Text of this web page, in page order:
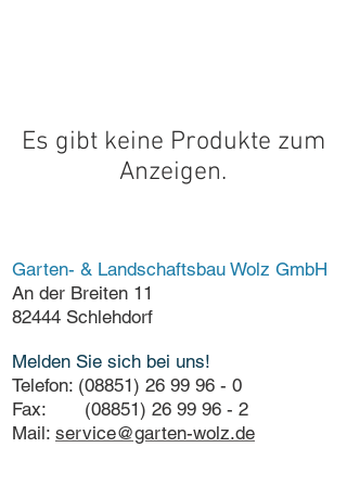
Es gibt keine Produkte zum
Anzeigen.
Garten- & Landschaftsbau Wolz GmbH
An der Breiten 11
82444 Schlehdorf
Melden Sie sich bei uns!
Telefon: (08851) 26 99 96 - 0
Fax: (08851) 26 99 96 - 2
Mail: service@garten-wolz.de